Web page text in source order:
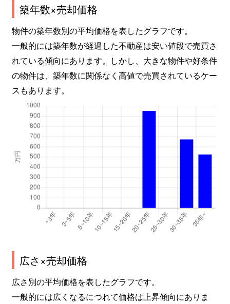
築年数×売却価格
物件の築年数別の平均価格を表したグラフです。
一般的には築年数が経過した不動産は安い値段で売買さ
れている傾向にあります。しかし、大きな物件や好条件
の物件は、築年数に関係なく高値で売買されているケー
スもあります。
広さ×売却価格
広さ別の平均価格を表したグラフです。
一般的には広くなるにつれて価格は上昇傾向にありま